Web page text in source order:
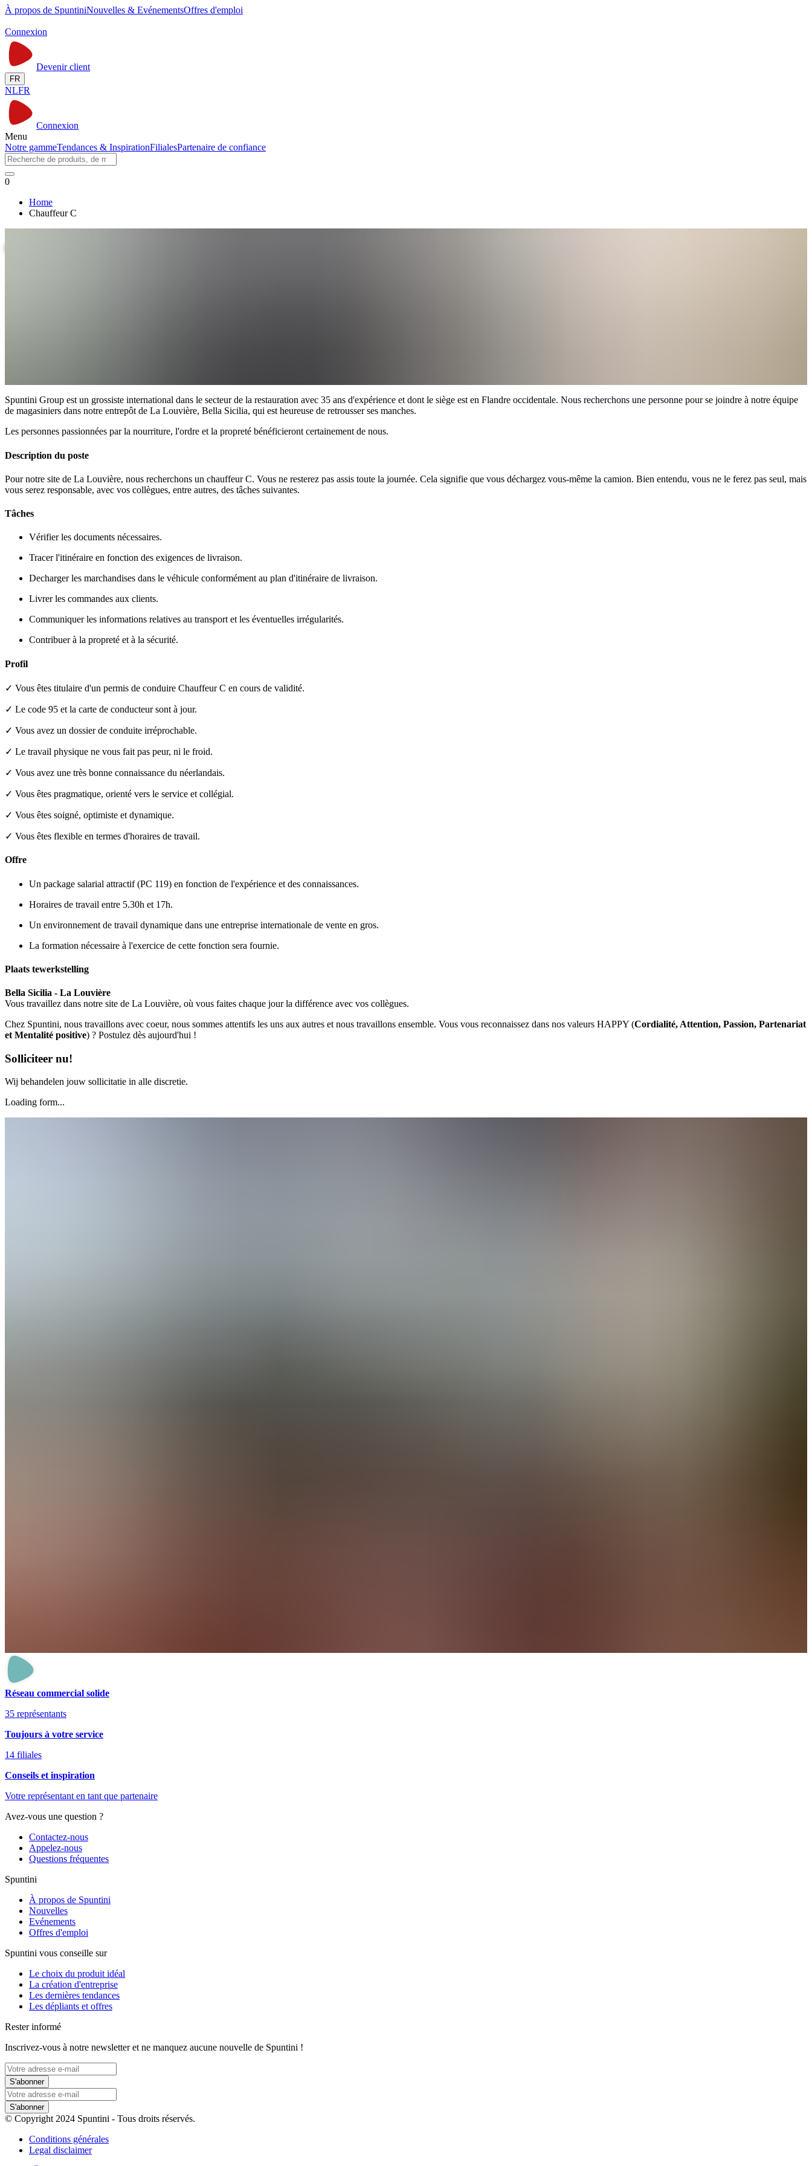
À propos de SpuntiniNouvelles & EvénementsOffres d'emploi
Connexion
Devenir client
FR
NLFR
Connexion
Menu
Notre gammeTendances & InspirationFilialesPartenaire de confiance
0
Home
Chauffeur C
Spuntini Group est un grossiste international dans le secteur de la restauration avec 35 ans d'expérience et dont le siège est en Flandre occidentale. Nous recherchons une personne pour se joindre à notre équipe
de magasiniers dans notre entrepôt de La Louvière, Bella Sicilia, qui est heureuse de retrousser ses manches.
Les personnes passionnées par la nourriture, l'ordre et la propreté bénéficieront certainement de nous.
Description du poste
Pour notre site de La Louvière, nous recherchons un chauffeur C. Vous ne resterez pas assis toute la journée. Cela signifie que vous déchargez vous-même la camion. Bien entendu, vous ne le ferez pas seul, mais
vous serez responsable, avec vos collègues, entre autres, des tâches suivantes.
Tâches
Vérifier les documents nécessaires.
Tracer l'itinéraire en fonction des exigences de livraison.
Decharger les marchandises dans le véhicule conformément au plan d'itinéraire de livraison.
Livrer les commandes aux clients.
Communiquer les informations relatives au transport et les éventuelles irrégularités.
Contribuer à la propreté et à la sécurité.
Profil
✓ Vous êtes titulaire d'un permis de conduire Chauffeur C en cours de validité.
✓ Le code 95 et la carte de conducteur sont à jour.
✓ Vous avez un dossier de conduite irréprochable.
✓ Le travail physique ne vous fait pas peur, ni le froid.
✓ Vous avez une très bonne connaissance du néerlandais.
✓ Vous êtes pragmatique, orienté vers le service et collégial.
✓ Vous êtes soigné, optimiste et dynamique.
✓ Vous êtes flexible en termes d'horaires de travail.
Offre
Un package salarial attractif (PC 119) en fonction de l'expérience et des connaissances.
Horaires de travail entre 5.30h et 17h.
Un environnement de travail dynamique dans une entreprise internationale de vente en gros.
La formation nécessaire à l'exercice de cette fonction sera fournie.
Plaats tewerkstelling
Bella Sicilia - La Louvière
Vous travaillez dans notre site de La Louvière, où vous faites chaque jour la différence avec vos collègues.
Chez Spuntini, nous travaillons avec coeur, nous sommes attentifs les uns aux autres et nous travaillons ensemble. Vous vous reconnaissez dans nos valeurs HAPPY (Cordialité, Attention, Passion, Partenariat
et Mentalité positive) ? Postulez dès aujourd'hui !
Solliciteer nu!
Wij behandelen jouw sollicitatie in alle discretie.
Loading form...
Réseau commercial solide
35 représentants
Toujours à votre service
14 filiales
Conseils et inspiration
Votre représentant en tant que partenaire
Avez-vous une question ?
Contactez-nous
Appelez-nous
Questions fréquentes
Spuntini
À propos de Spuntini
Nouvelles
Evénements
Offres d'emploi
Spuntini vous conseille sur
Le choix du produit idéal
La création d'entreprise
Les dernières tendances
Les dépliants et offres
Rester informé
Inscrivez-vous à notre newsletter et ne manquez aucune nouvelle de Spuntini !
S'abonner
S'abonner
© Copyright 2024 Spuntini - Tous droits réservés.
Conditions générales
Legal disclaimer